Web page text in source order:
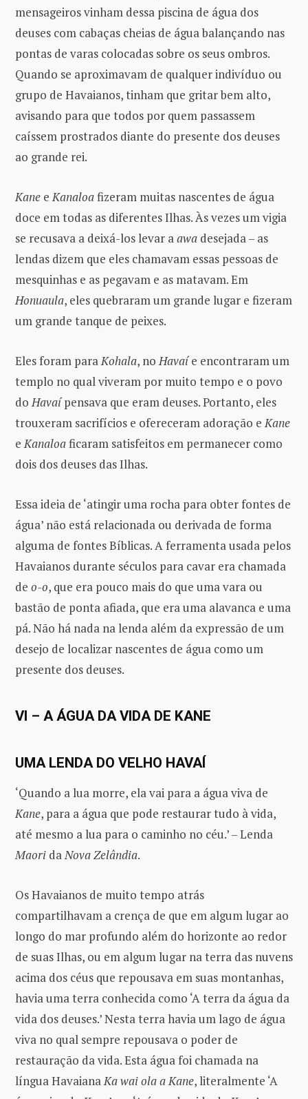
mensageiros vinham dessa piscina de água dos
deuses com cabaças cheias de água balançando nas
pontas de varas colocadas sobre os seus ombros.
Quando se aproximavam de qualquer indivíduo ou
grupo de Havaianos, tinham que gritar bem alto,
avisando para que todos por quem passassem
caíssem prostrados diante do presente dos deuses
ao grande rei.
Kane eKanaloafizeram muitas nascentes de água
doce em todas as diferentes Ilhas. Às vezes um vigia
se recusava a deixá-los levar aawa desejada – as
lendas dizem que eles chamavam essas pessoas de
mesquinhas e as pegavam e as matavam. Em
Honuaula, eles quebraram um grande lugar e fizeram
um grande tanque de peixes.
Eles foram paraKohala, noHavaíe encontraram um
templo no qual viveram por muito tempo e o povo
doHavaípensava que eram deuses. Portanto, eles
trouxeram sacrifícios e ofereceram adoração eKane
eKanaloaficaram satisfeitos em permanecer como
dois dos deuses das Ilhas.
Essa ideia de ‘atingir uma rocha para obter fontes de
água’ não está relacionada ou derivada de forma
alguma de fontes Bíblicas. A ferramenta usada pelos
Havaianos durante séculos para cavar era chamada
de o-o, que era pouco mais do que uma vara ou
bastão de ponta afiada, que era uma alavanca e uma
pá. Não há nada na lenda além da expressão de um
desejo de localizar nascentes de água como um
presente dos deuses.
VI – A ÁGUA DA VIDA DE KANE
UMA LENDA DO VELHO HAVAÍ
‘Quando a lua morre, ela vai para a água viva de
Kane, para a água que pode restaurar tudo à vida,
até mesmo a lua para o caminho no céu.’ – Lenda
Maori daNova Zelândia.
Os Havaianos de muito tempo atrás
compartilhavam a crença de que em algum lugar ao
longo do mar profundo além do horizonte ao redor
de suas Ilhas, ou em algum lugar na terra das nuvens
acima dos céus que repousava em suas montanhas,
havia uma terra conhecida como ‘A terra da água da
vida dos deuses.’ Nesta terra havia um lago de água
viva no qual sempre repousava o poder de
restauração da vida. Esta água foi chamada na
língua HavaianaKa wai ola a Kane, literalmente ‘A